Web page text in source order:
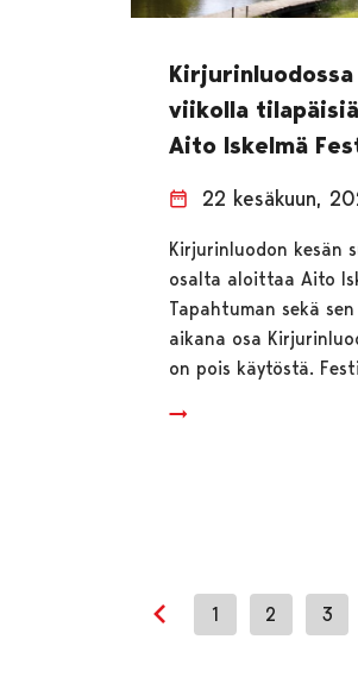
viikolla
Aito Iskelmä
22 kesäkuun,
Kirjurinluodon kesän
osalta aloittaa Aito
Tapahtuman sekä
aikana osa
on pois käytöstä.
Edellinen sivu
1 2 3